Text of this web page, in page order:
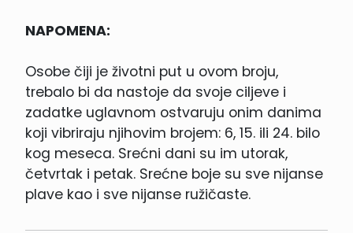
NAPOMENA:
Osobe čiji je životni put u ovom broju,
trebalo bi da nastoje da svoje ciljeve i
zadatke uglavnom ostvaruju onim danima
koji vibriraju njihovim brojem: 6, 15. ili 24. bilo
kog meseca. Srećni dani su im utorak,
četvrtak i petak. Srećne boje su sve nijanse
plave kao i sve nijanse ružičaste.